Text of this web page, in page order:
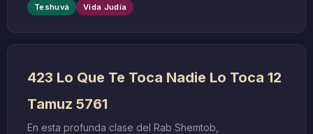
servicio divino.
Teshuvá
Vida Judía
423 Lo Que Te Toca Nadie Lo Toca 12
Tamuz 5761
En esta profunda clase del Rab Shemtob,